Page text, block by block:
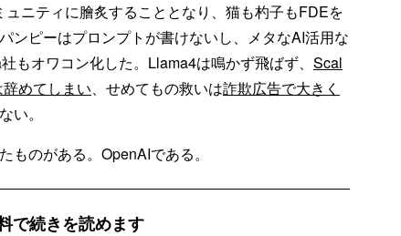
ニティに膾炙することとなり、猫も杓子もFDEを
ンピーはプロンプトが書けないし、メタなAI活用な
もオワコン化した。Llama4は鳴かず飛ばず、 Scal
めてしまい、せめてもの救いは詐欺広告で大きく
い。
ものがある。OpenAIである。
で続きを読めます